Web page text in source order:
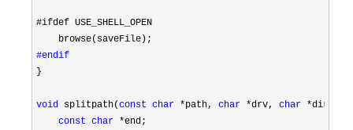
#ifdef USE_SHELL_OPEN
#endif
}
void splitpath(const char *path, char *drv, char *dir,
const char *end;